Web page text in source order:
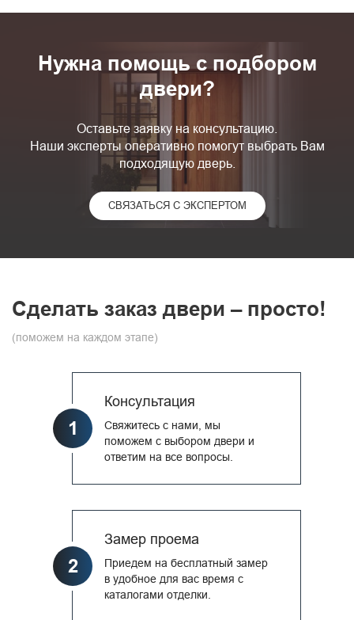
Нужна помощь с подбором
двери?
Оставьте заявку на консультацию.
Наши эксперты оперативно помогут выбрать Вам
подходящую дверь.
СВЯЗАТЬСЯ С ЭКСПЕРТОМ
Сделать заказ двери – просто!
(поможем на каждом этапе)
1
Консультация
Свяжитесь с нами, мы
поможем с выбором двери и
ответим на все вопросы.
2
Замер проема
Приедем на бесплатный замер
в удобное для вас время с
каталогами отделки.